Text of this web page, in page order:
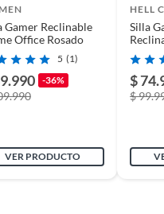
Gamer Reclinable
Office Rosado
5 (1)
-36%
VER PRODUCTO
HELL
Silla
$
$